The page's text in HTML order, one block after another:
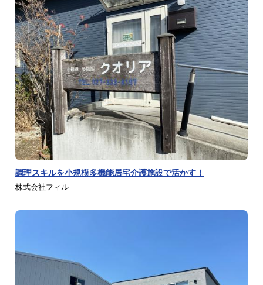
調理スキルを小規模多機能居宅介護施設で活かす！
株式会社フィル